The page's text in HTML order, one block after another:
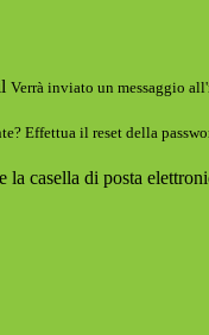
Verrà inviato un messaggio
Effettua il reset della
casella di posta